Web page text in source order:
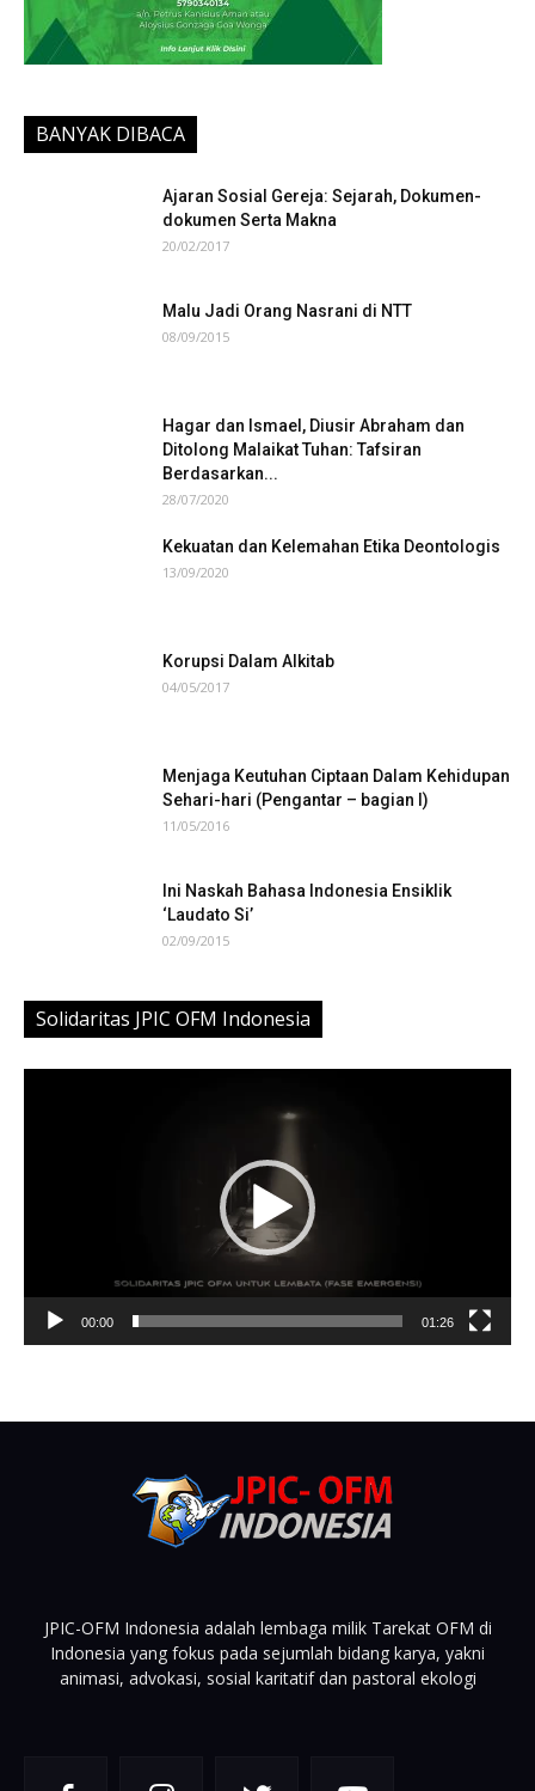
BANYAK DIBACA
Ajaran Sosial Gereja: Sejarah, Dokumen-
dokumen Serta Makna
20/02/2017
Malu Jadi Orang Nasrani di NTT
08/09/2015
Hagar dan Ismael, Diusir Abraham dan
Ditolong Malaikat Tuhan: Tafsiran
Berdasarkan...
28/07/2020
Kekuatan dan Kelemahan Etika Deontologis
13/09/2020
Korupsi Dalam Alkitab
04/05/2017
Menjaga Keutuhan Ciptaan Dalam Kehidupan
Sehari-hari (Pengantar – bagian I)
11/05/2016
Ini Naskah Bahasa Indonesia Ensiklik
‘Laudato Si’
02/09/2015
Solidaritas JPIC OFM Indonesia
00:00 01:26
JPIC-OFM Indonesia adalah lembaga milik Tarekat OFM di
Indonesia yang fokus pada sejumlah bidang karya, yakni
animasi, advokasi, sosial karitatif dan pastoral ekologi